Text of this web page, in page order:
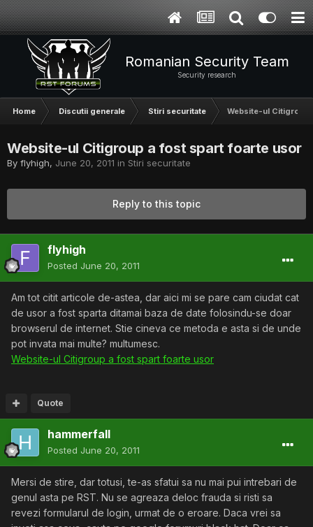
Romanian Security Team
Security research
Home Discutii generale Stiri securitate Website-ul Citigroup
Website-ul Citigroup a fost spart foarte usor
By flyhigh, June 20, 2011 in Stiri securitate
Reply to this topic
flyhigh
Posted June 20, 2011
Am tot citit articole de-astea, dar aici mi se pare cam ciudat cat
de usor a fost sparta ditamai baza de date folosindu-se doar
browserul de internet. Stie cineva ce metoda e asta si de unde
pot invata mai multe? multumesc.
Website-ul Citigroup a fost spart foarte usor
Quote
hammerfall
Posted June 20, 2011
Mersi de stire, dar totusi, te-as sfatui sa nu mai pui intrebari de
genul asta pe RST. Nu se agreaza deloc frauda si risti sa
revezi formularul de login, urmat de o eroare. Daca vrei sa